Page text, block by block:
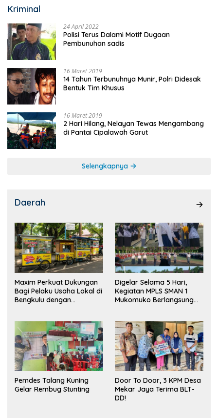
Kriminal
24 April 2022
Polisi Terus Dalami Motif Dugaan
Pembunuhan sadis
16 Maret 2019
14 Tahun Terbunuhnya Munir, Polri Didesak
Bentuk Tim Khusus
16 Maret 2019
2 Hari Hilang, Nelayan Tewas Mengambang
di Pantai Cipalawah Garut
Selengkapnya
Daerah
Maxim Perkuat Dukungan
Bagi Pelaku Usaha Lokal di
Bengkulu dengan
Pasar
Digelar Selama 5 Hari,
Kegiatan MPLS SMAN 1
Mukomuko Berlangsung
Pemdes Talang Kuning
Gelar Rembug Stunting
Door To Door, 3 KPM Desa
Mekar Jaya Terima BLT-
DD!